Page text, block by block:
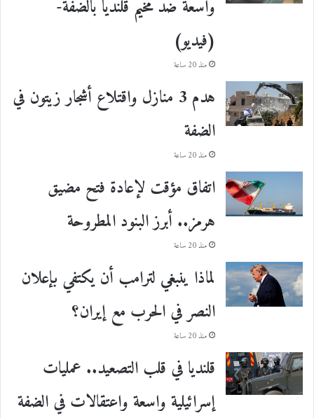
واسعة ضد مخيم قلنديا بالضفة-
(فيديو)
منذ 20 ساعة
هدم 3 منازل واقتلاع أشجار زيتون في
الضفة
منذ 20 ساعة
اتفاق مؤقت لإعادة فتح مضيق
هرمز.. أبرز البنود المطروحة
منذ 20 ساعة
لماذا ينبغي لترامب أن يكتفي بإعلان
النصر في الحرب مع إيران؟
منذ 20 ساعة
قلنديا في قلب التصعيد.. عمليات
إسرائيلية واسعة واعتقالات في الضفة